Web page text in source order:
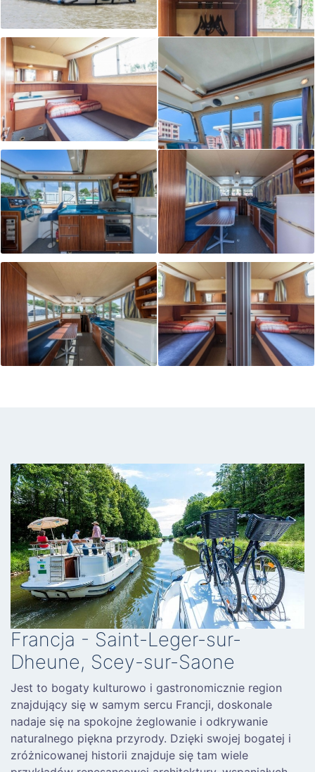
Francja - Saint-Leger-sur-
Dheune, Scey-sur-Saone
Jest to bogaty kulturowo i gastronomicznie region
znajdujący się w samym sercu Francji, doskonale
nadaje się na spokojne żeglowanie i odkrywanie
naturalnego piękna przyrody. Dzięki swojej bogatej i
zróżnicowanej historii znajduje się tam wiele